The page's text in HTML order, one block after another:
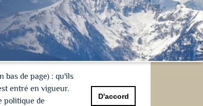
bas de page) : qu'ils
entré en vigueur.
politique de
D'accord